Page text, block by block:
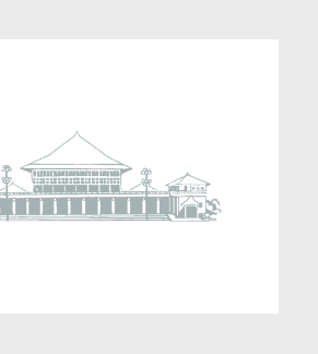
ஜே.சீ. அலவத்துவல, பா.உ.
உறுப்பினர்